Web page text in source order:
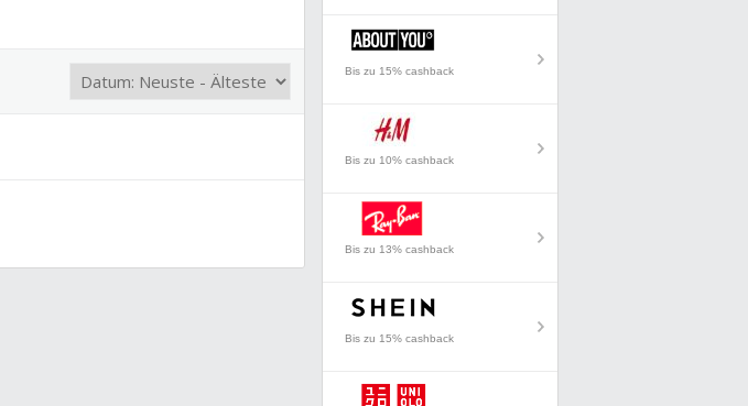
Bis zu 15% cashback
Bis zu 10% cashback
Bis zu 13% cashback
Bis zu 15% cashback